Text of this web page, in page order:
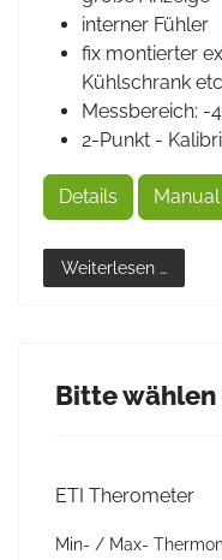
interner Fühler
fix montierter
Kühlschrank
Messbereich: -
2-Punkt -
Details
Weiterlesen …
Bitte wählen
ETI Therometer
Min- / Max-